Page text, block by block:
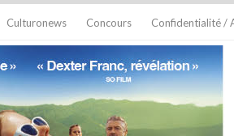
Culturonews Concours Confidentialité /